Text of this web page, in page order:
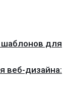
для
веб-дизайна: